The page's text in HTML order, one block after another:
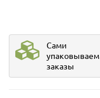
Сами
упаковываем
заказы